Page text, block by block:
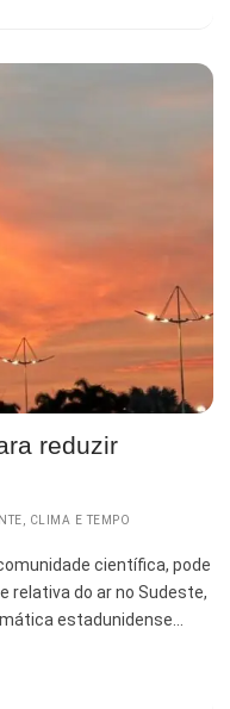
reduzir
CLIMA E TEMPO
científica, pode
relativa do ar no Sudeste,
estadunidense…